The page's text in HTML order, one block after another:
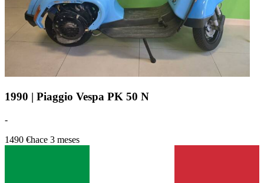
1990 | Piaggio Vespa PK 50 N
-
1490 €hace 3 meses